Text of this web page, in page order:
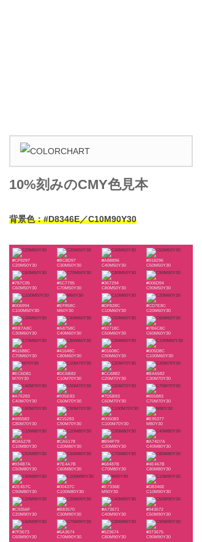
10%刻みのCMY色見本
背景色：#D8346E／C10M90Y30
#CF9297
C20M50Y30
#BC8D97
C30M50Y30
#A88896
C40M50Y30
#918296
C50M50Y30
#787C95
C60M50Y30
#5C7795
C70M50Y30
#367294
C80M50Y30
#006D94
C90M50Y30
#006994
C100M50Y30
#EF858C
M60Y30
#DF828C
C10M60Y30
#CD7E8C
C20M60Y30
#BB7A8C
C30M60Y30
#A8758C
C40M60Y30
#92718C
C50M60Y30
#7B6C8C
C60M60Y30
#61688C
C70M60Y30
#41648C
C80M60Y30
#01608C
C90M60Y30
#005D8C
C100M60Y30
#EC6D81
M70Y30
#DC6B82
C10M70Y30
#CC6882
C20M70Y30
#BA6582
C30M70Y30
#A76283
C40M70Y30
#935E83
C50M70Y30
#7D5B83
C60M70Y30
#655883
C70M70Y30
#485583
C80M70Y30
#215283
C90M70Y30
#005083
C100M70Y30
#E95377
M80Y30
#DA5278
C10M80Y30
#CA5178
C20M80Y30
#B94F79
C30M80Y30
#A74D7A
C40M80Y30
#934B7A
C50M80Y30
#7E4A7B
C60M80Y30
#68487B
C70M80Y30
#4E467B
C80M80Y30
#2E457C
C90M80Y30
#00437C
C100M80Y30
#E7336E
M90Y30
#D8346E
C10M90Y30
#C9356F
C20M90Y30
#B83570
C30M90Y30
#A73671
C40M90Y30
#943672
C50M90Y30
#7F3673
C60M90Y30
#6A3674
C70M90Y30
#523674
C80M90Y30
#373675
C90M90Y30